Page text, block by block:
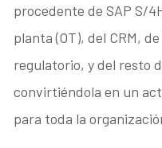
procedente de SAP S/
planta (OT), del CRM,
regulatorio, y del resto
convirtiéndola en un
para toda la